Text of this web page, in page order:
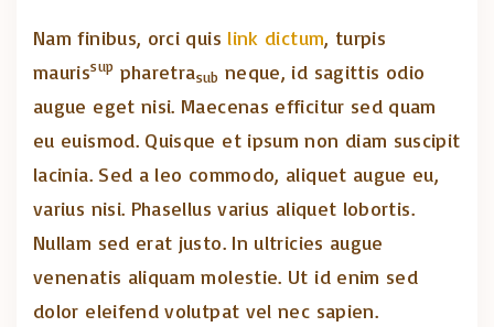
Nam finibus, orci quis link dictum, turpis
maurissup pharetrasub neque, id sagittis odio
augue eget nisi. Maecenas efficitur sed quam
eu euismod. Quisque et ipsum non diam suscipit
lacinia. Sed a leo commodo, aliquet augue eu,
varius nisi. Phasellus varius aliquet lobortis.
Nullam sed erat justo. In ultricies augue
venenatis aliquam molestie. Ut id enim sed
dolor eleifend volutpat vel nec sapien.